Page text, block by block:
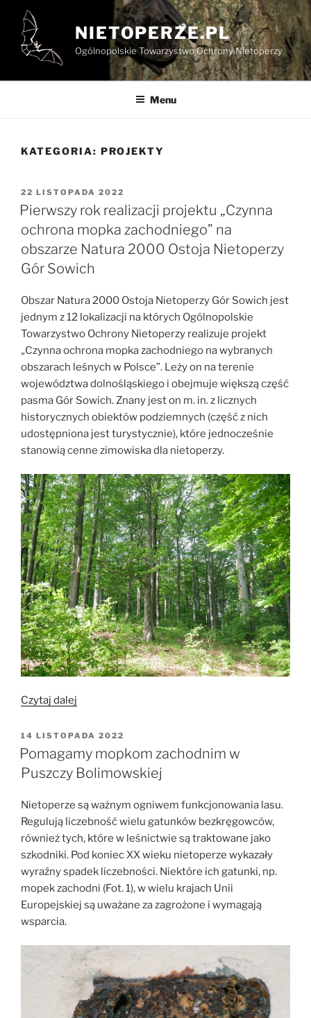
Przejdź
treści
NIETOPERZE.PL
Ogólnopolskie Towarzystwo Ochrony Nietoperzy
Menu
KATEGORIA: PROJEKTY
OPUBLIKOWANE
W
22 LISTOPADA 2022
Pierwszy rok realizacji projektu „Czynna
ochrona mopka zachodniego” na
obszarze Natura 2000 Ostoja Nietoperzy
Gór Sowich
Obszar Natura 2000 Ostoja Nietoperzy Gór Sowich jest
jednym z 12 lokalizacji na których Ogólnopolskie
Towarzystwo Ochrony Nietoperzy realizuje projekt
„Czynna ochrona mopka zachodniego na wybranych
obszarach leśnych w Polsce”. Leży on na terenie
województwa dolnośląskiego i obejmuje większą część
pasma Gór Sowich. Znany jest on m. in. z licznych
historycznych obiektów podziemnych (część z nich
udostępniona jest turystycznie), które jednocześnie
stanowią cenne zimowiska dla nietoperzy.
Czytaj dalej
realizacji
projektu
„Czynna
ochrona
mopka
zachodniego”
na
obszarze
Natura
2000
Ostoja
Sowich”
OPUBLIKOWANE
W
14 LISTOPADA 2022
Pomagamy mopkom zachodnim w
Puszczy Bolimowskiej
Nietoperze są ważnym ogniwem funkcjonowania lasu.
Regulują liczebność wielu gatunków bezkręgowców,
również tych, które w leśnictwie są traktowane jako
szkodniki. Pod koniec XX wieku nietoperze wykazały
wyraźny spadek liczebności. Niektóre ich gatunki, np.
mopek zachodni (Fot. 1), w wielu krajach Unii
Europejskiej są uważane za zagrożone i wymagają
wsparcia.